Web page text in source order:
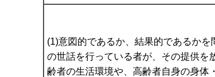
(1)意図的であるか、結果的であるかを
の世話を行っている者が、その提供を
齢者の生活環境や、高齢者自身の身体